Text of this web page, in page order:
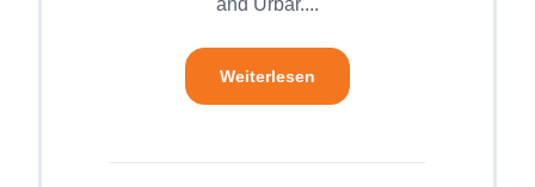
and Urbar....
Weiterlesen